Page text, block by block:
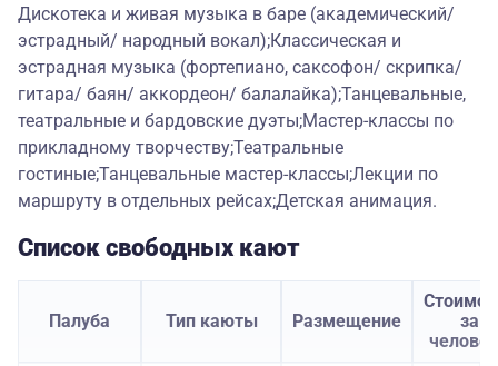
Дискотека и живая музыка в баре (академический/
эстрадный/ народный вокал);Классическая и
эстрадная музыка (фортепиано, саксофон/ скрипка/
гитара/ баян/ аккордеон/ балалайка);Танцевальные,
театральные и бардовские дуэты;Мастер-классы по
прикладному творчеству;Театральные
гостиные;Танцевальные мастер-классы;Лекции по
маршруту в отдельных рейсах;Детская анимация.
Список свободных кают
Палуба Тип каюты Размещение
за